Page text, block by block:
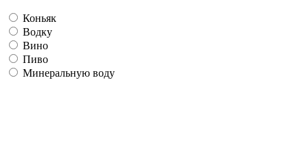
Коньяк
Водку
Вино
Пиво
Минеральную воду